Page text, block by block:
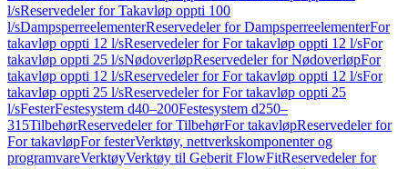
l/sReservedeler for Takavløp oppti 100
l/sDampsperreelementerReservedeler for DampsperreelementerFor
takavløp oppti 12 l/sReservedeler for For takavløp oppti 12 l/sFor
takavløp oppti 25 l/sNødoverløpReservedeler for NødoverløpFor
takavløp oppti 12 l/sReservedeler for For takavløp oppti 12 l/sFor
takavløp oppti 25 l/sReservedeler for For takavløp oppti 25
l/sFesterFestesystem d40–200Festesystem d250–
315TilbehørReservedeler for TilbehørFor takavløpReservedeler for
For takavløpFor festerVerktøy, nettverkskomponenter og
programvareVerktøyVerktøy til Geberit FlowFitReservedeler for